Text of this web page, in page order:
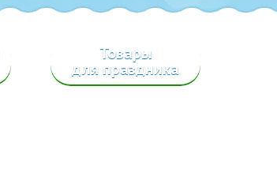
Товары
для праздника